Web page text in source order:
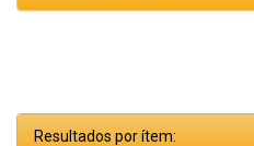
Resultados por ítem: